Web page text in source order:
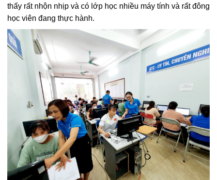
thấy rất nhộn nhịp và có lớp học nhiều máy tính và rất đông
học viên đang thực hành.